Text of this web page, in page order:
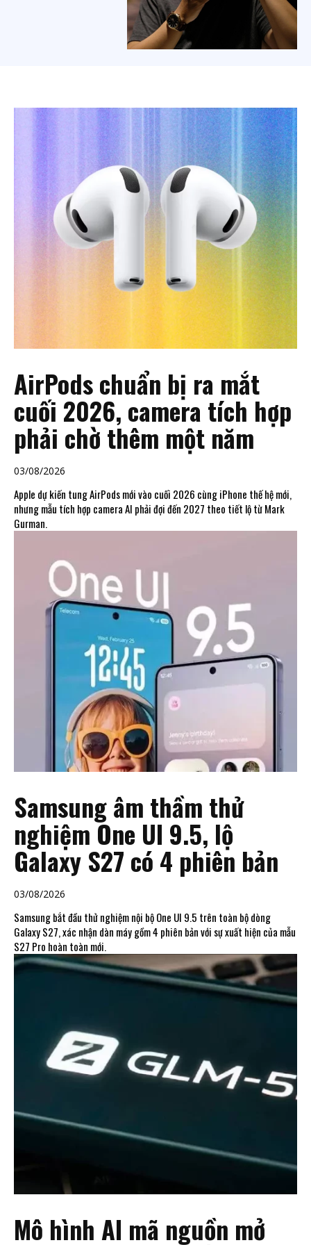
AirPods chuẩn bị ra mắt
cuối 2026, camera tích hợp
phải chờ thêm một năm
03/08/2026
Apple dự kiến tung AirPods mới vào cuối 2026 cùng iPhone thế hệ mới,
nhưng mẫu tích hợp camera AI phải đợi đến 2027 theo tiết lộ từ Mark
Gurman.
Samsung âm thầm thử
nghiệm One UI 9.5, lộ
Galaxy S27 có 4 phiên bản
03/08/2026
Samsung bắt đầu thử nghiệm nội bộ One UI 9.5 trên toàn bộ dòng
Galaxy S27, xác nhận dàn máy gồm 4 phiên bản với sự xuất hiện của mẫu
S27 Pro hoàn toàn mới.
Mô hình AI mã nguồn mở